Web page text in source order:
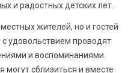
и радостных детских лет.
жителей, но и гостей
удовольствием проводят
и воспоминаниями.
могут сблизиться и вместе